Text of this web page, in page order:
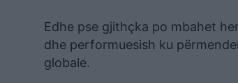
Edhe pse gjithçka po mbahet
dhe performuesish ku
globale.